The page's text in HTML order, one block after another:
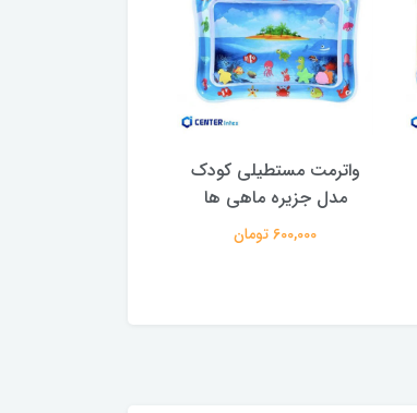
واترمت مستطیلی کودک
مدل جزیره ماهی ها
600,000 تومان